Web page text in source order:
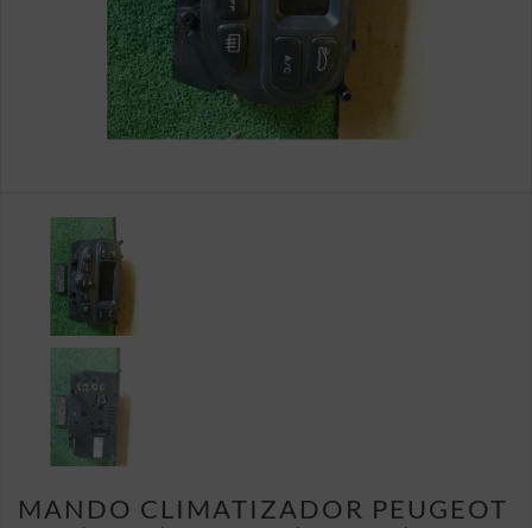
MANDO CLIMATIZADOR PEUGEOT